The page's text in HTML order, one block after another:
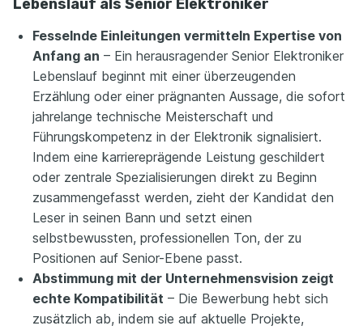
Lebenslauf als Senior Elektroniker
Fesselnde Einleitungen vermitteln Expertise von
Anfang an – Ein herausragender Senior Elektroniker
Lebenslauf beginnt mit einer überzeugenden
Erzählung oder einer prägnanten Aussage, die sofort
jahrelange technische Meisterschaft und
Führungskompetenz in der Elektronik signalisiert.
Indem eine karriereprägende Leistung geschildert
oder zentrale Spezialisierungen direkt zu Beginn
zusammengefasst werden, zieht der Kandidat den
Leser in seinen Bann und setzt einen
selbstbewussten, professionellen Ton, der zu
Positionen auf Senior-Ebene passt.
Abstimmung mit der Unternehmensvision zeigt
echte Kompatibilität – Die Bewerbung hebt sich
zusätzlich ab, indem sie auf aktuelle Projekte,